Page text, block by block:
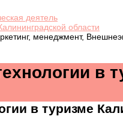
деятель
области
менеджмент,
в
в туризме